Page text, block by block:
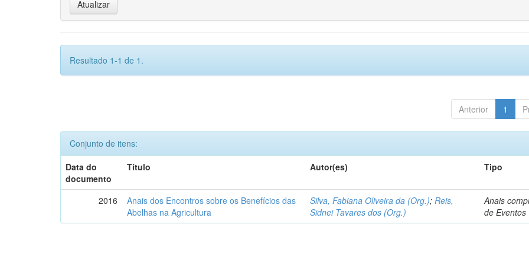
Resultado 1-1 de 1.
Anterior 1
Conjunto de itens:
Data do
documento
Título Autor(es) Tipo
2016
Anais dos Encontros sobre os Benefícios das
Abelhas na Agricultura
Silva, Fabiana Oliveira da (Org.);Reis,
Sidnei Tavares dos (Org.)
Anais
de Eventos